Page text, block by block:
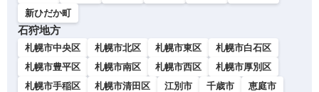
新ひだか町
石狩地方
札幌市中央区 札幌市北区 札幌市東区
札幌市白石区
札幌市豊平区
札幌市南区 札幌市西区
札幌市厚別区
札幌市手稲区
札幌市清田区 江別市 千歳市
恵庭市